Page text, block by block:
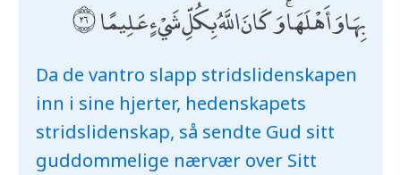
بِهَا وَأَهْلَهَا ۚ وَكَانَ اللَّهُ بِكُلِّ شَيْءٍ عَلِيمًا
Da de vantro slapp stridslidenskapen
inn i sine hjerter, hedenskapets
stridslidenskap, så sendte Gud sitt
guddommelige nærvær over Sitt